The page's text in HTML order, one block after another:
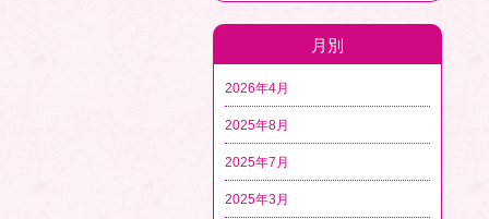
月別
2026年4月
2025年8月
2025年7月
2025年3月